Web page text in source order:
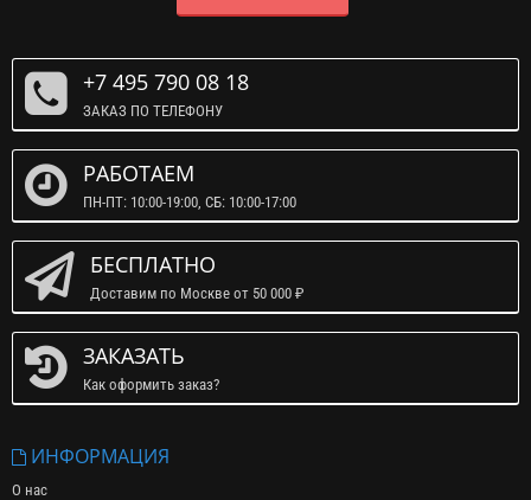
+7 495 790 08 18
ЗАКАЗ ПО ТЕЛЕФОНУ
РАБОТАЕМ
ПН-ПТ: 10:00-19:00, СБ: 10:00-17:00
БЕСПЛАТНО
Доставим по Москве от 50 000 ₽
ЗАКАЗАТЬ
Как оформить заказ?
ИНФОРМАЦИЯ
О нас